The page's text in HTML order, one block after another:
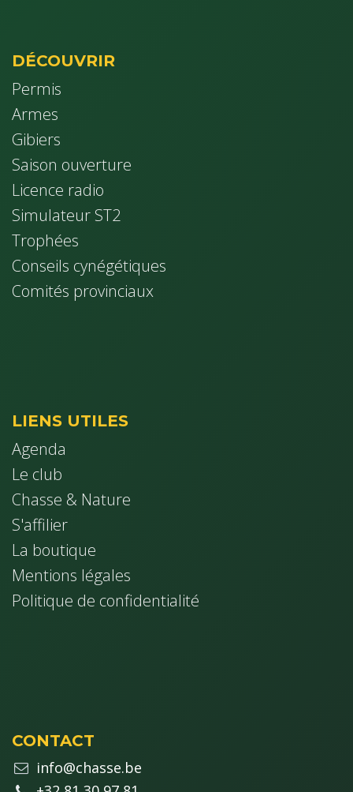
DÉCOUVRIR
Permis
Armes
Gibiers
Saison ouverture
Licence radio
Simulateur ST2
Trophées
Conseils cynég​étiques
Comités provinciaux
LIENS UTILES
Agenda
Le club
Chasse & Nature
S'affilier
La boutique
Mentions légales
Politique de confidentialité
CONTACT
info@chasse.be